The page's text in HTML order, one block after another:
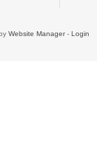
Website Manager- Login